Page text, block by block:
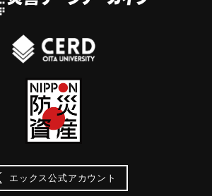
エックス公式アカウント